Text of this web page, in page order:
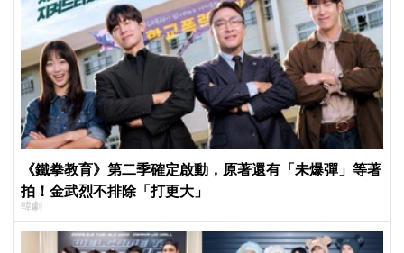
《鐵拳教育》第二季確定啟動，原著還有「未爆彈」等著
拍！金武烈不排除「打更大」
韓劇